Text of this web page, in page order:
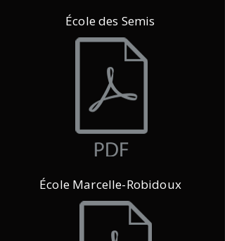
École des Semis
École Marcelle-Robidoux